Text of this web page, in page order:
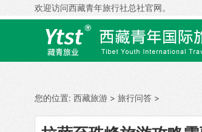
欢迎访问西藏青年旅行社总社官网。
您的位置: 西藏旅游 > 旅行问答 >